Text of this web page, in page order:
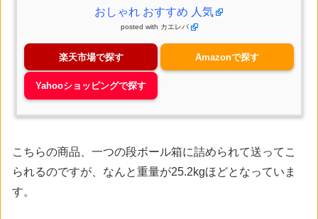
おしゃれ おすすめ 人気
posted with カエレバ
楽天市場で探す Amazonで探す
Yahooショッピングで探す
こちらの商品、一つの段ボール箱に詰められて送ってこ
られるのですが、なんと重量が25.2kgほどとなっていま
す。